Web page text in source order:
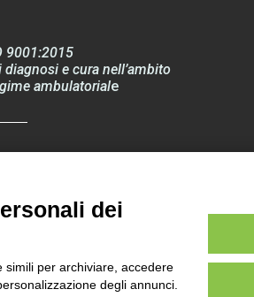
9001:2015
e cura nell’ambito
ambulatoriale
dei
simili per archiviare, accedere
degli annunci.